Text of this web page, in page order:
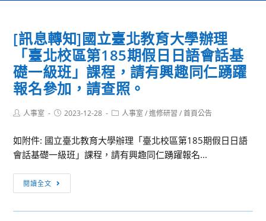
[訊息轉知]國立臺北教育大學辦理
「臺北校區第185期假日日語會話基
礎一級班」課程，請有興趣同仁踴躍
報名參加，請查照。
Post人事室
Post2023-12-28
Post人事室 / 進修研習 / 首頁公告
如附件: 國立臺北教育大學辦理「臺北校區第185期假日日語
會話基礎一級班」課程，請有興趣同仁踴躍報名...
閱讀全文
息
轉